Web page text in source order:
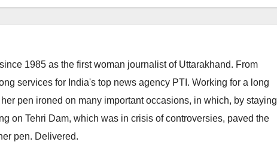
1985 as the first woman journalist of Uttarakhand. From
services for India's top news agency PTI. Working for a long
pen ironed on many important occasions, in which, by staying
on Tehri Dam, which was in crisis of controversies, paved the
pen. Delivered.